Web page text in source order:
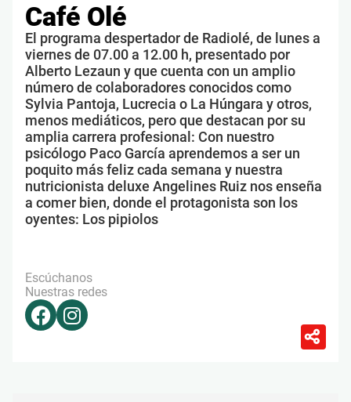
Café Olé
El programa despertador de Radiolé, de lunes a
viernes de 07.00 a 12.00 h, presentado por
Alberto Lezaun y que cuenta con un amplio
número de colaboradores conocidos como
Sylvia Pantoja, Lucrecia o La Húngara y otros,
menos mediáticos, pero que destacan por su
amplia carrera profesional: Con nuestro
psicólogo Paco García aprendemos a ser un
poquito más feliz cada semana y nuestra
nutricionista deluxe Angelines Ruiz nos enseña
a comer bien, donde el protagonista son los
oyentes: Los pipiolos
Escúchanos
Nuestras redes